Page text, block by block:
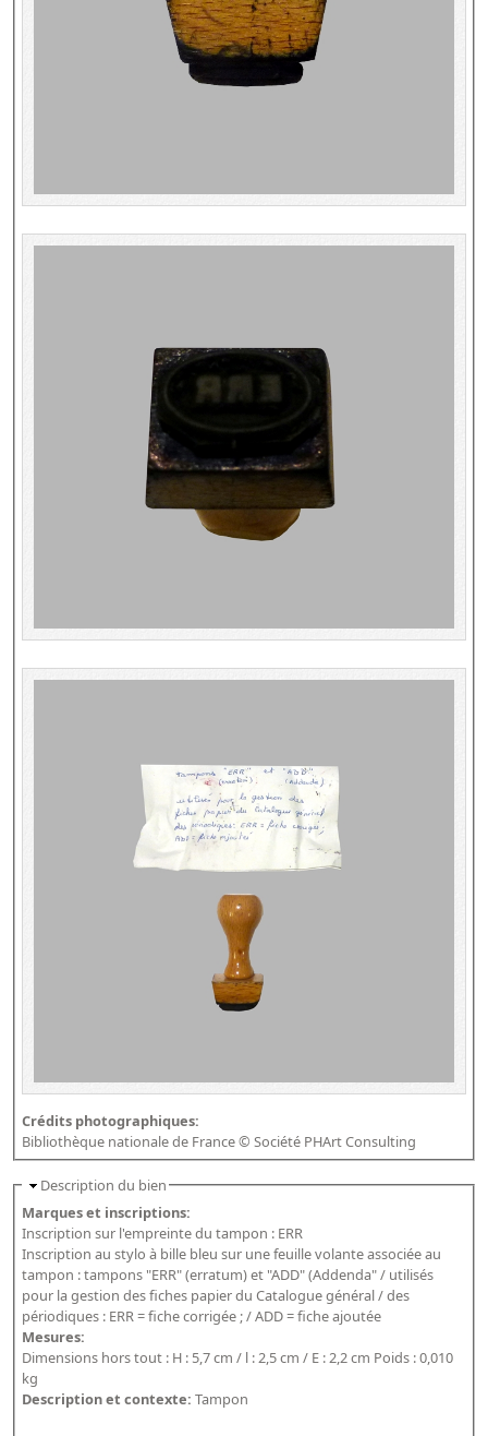
Répertoire des catalogues
Répertoire des manuscrits du XXe siècle
Ouvrages et documents sur la BnF numérisés dans Gallica
Revue de la Bibliothèque nationale de France
Implantations de la Bibliothèque nationale de France
Le fil de l'histoire (frise chonologique)
La Bibliothèque nationale de France à livre ouvert
Richelieu, Bibliothèques - Musée - Galeries
Gallica - Son histoire
Dépôt de la Commission de récupération artistique
Appel à projets
Recherche de sujets de recherche
Crédits photographiques:
Bibliothèque nationale de France © Société PHArt Consulting
Description du bien
Marques et inscriptions:
Inscription sur l'empreinte du tampon : ERR
Inscription au stylo à bille bleu sur une feuille volante associée au
tampon : tampons "ERR" (erratum) et "ADD" (Addenda" / utilisés
pour la gestion des fiches papier du Catalogue général / des
périodiques : ERR = fiche corrigée ; / ADD = fiche ajoutée
Mesures:
Dimensions hors tout : H : 5,7 cm / l : 2,5 cm / E : 2,2 cm Poids : 0,010
kg
Description et contexte:Tampon